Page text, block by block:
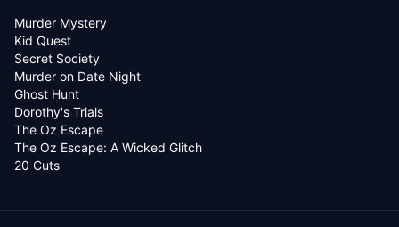
Murder Mystery
Kid Quest
Secret Society
Murder on Date Night
Ghost Hunt
Dorothy's Trials
The Oz Escape
The Oz Escape: A Wicked Glitch
20 Cuts